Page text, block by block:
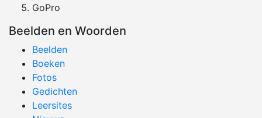
GoPro
Beelden en Woorden
Beelden
Boeken
Fotos
Gedichten
Leersites